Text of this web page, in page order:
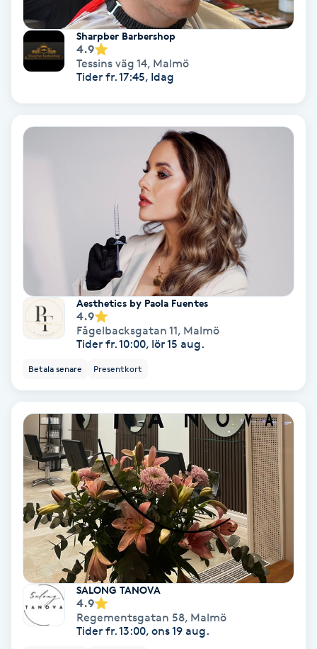
Keratinbehandling
Klippning & Slingor
Klippning ungdom
Kostrådgivning
Kroppsinpackning
Kroppspeeling
Käkledsbehandling
Kärlbehandling
Sharpber Barbershop
4.9
Tessins väg 14, Malmö
Tider fr. 17:45, Idag
Aesthetics by Paola Fuentes
4.9
Fågelbacksgatan 11, Malmö
Tider fr. 10:00, lör 15 aug.
Betala senare Presentkort
SALONG TANOVA
4.9
Regementsgatan 58, Malmö
Tider fr. 13:00, ons 19 aug.